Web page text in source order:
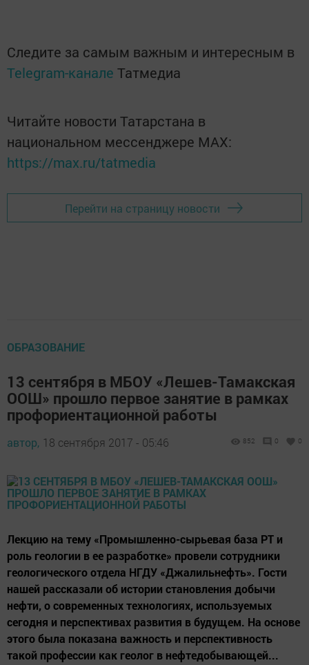
Следите за самым важным и интересным в
Telegram-канале Татмедиа
Читайте новости Татарстана в
национальном мессенджере MАХ:
https://max.ru/tatmedia
Перейти на страницу новости
ОБРАЗОВАНИЕ
13 сентября в МБОУ «Лешев-Тамакская
ООШ» прошло первое занятие в рамках
профориентационной работы
автор, 18 сентября 2017 - 05:46 852 0 0
Лекцию на тему «Промышленно-сырьевая база РТ и
роль геологии в ее разработке» провели сотрудники
геологического отдела НГДУ «Джалильнефть». Гости
нашей рассказали об истории становления добычи
нефти, о современных технологиях, используемых
сегодня и перспективах развития в будущем. На основе
этого была показана важность и перспективность
такой профессии как геолог в нефтедобывающей...